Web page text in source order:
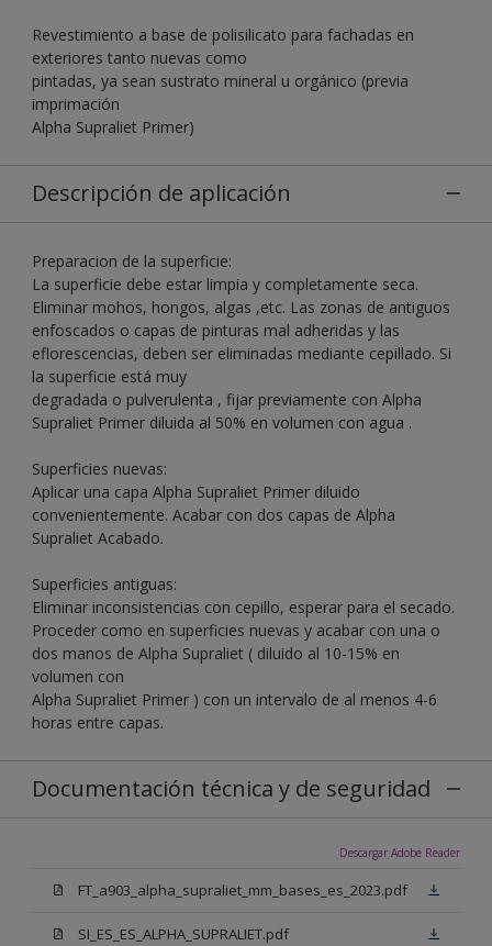
Revestimiento a base de polisilicato para fachadas en
exteriores tanto nuevas como
pintadas, ya sean sustrato mineral u orgánico (previa
imprimación
Alpha Supraliet Primer)
Descripción de aplicación
Preparacion de la superficie:
La superficie debe estar limpia y completamente seca.
Eliminar mohos, hongos, algas ,etc. Las zonas de antiguos
enfoscados o capas de pinturas mal adheridas y las
eflorescencias, deben ser eliminadas mediante cepillado. Si
la superficie está muy
degradada o pulverulenta , fijar previamente con Alpha
Supraliet Primer diluida al 50% en volumen con agua .
Superficies nuevas:
Aplicar una capa Alpha Supraliet Primer diluido
convenientemente. Acabar con dos capas de Alpha
Supraliet Acabado.
Superficies antiguas:
Eliminar inconsistencias con cepillo, esperar para el secado.
Proceder como en superficies nuevas y acabar con una o
dos manos de Alpha Supraliet ( diluido al 10-15% en
volumen con
Alpha Supraliet Primer ) con un intervalo de al menos 4-6
horas entre capas.
Documentación técnica y de seguridad
Descargar Adobe Reader
FT_a903_alpha_supraliet_mm_bases_es_2023.pdf
SI_ES_ES_ALPHA_SUPRALIET.pdf